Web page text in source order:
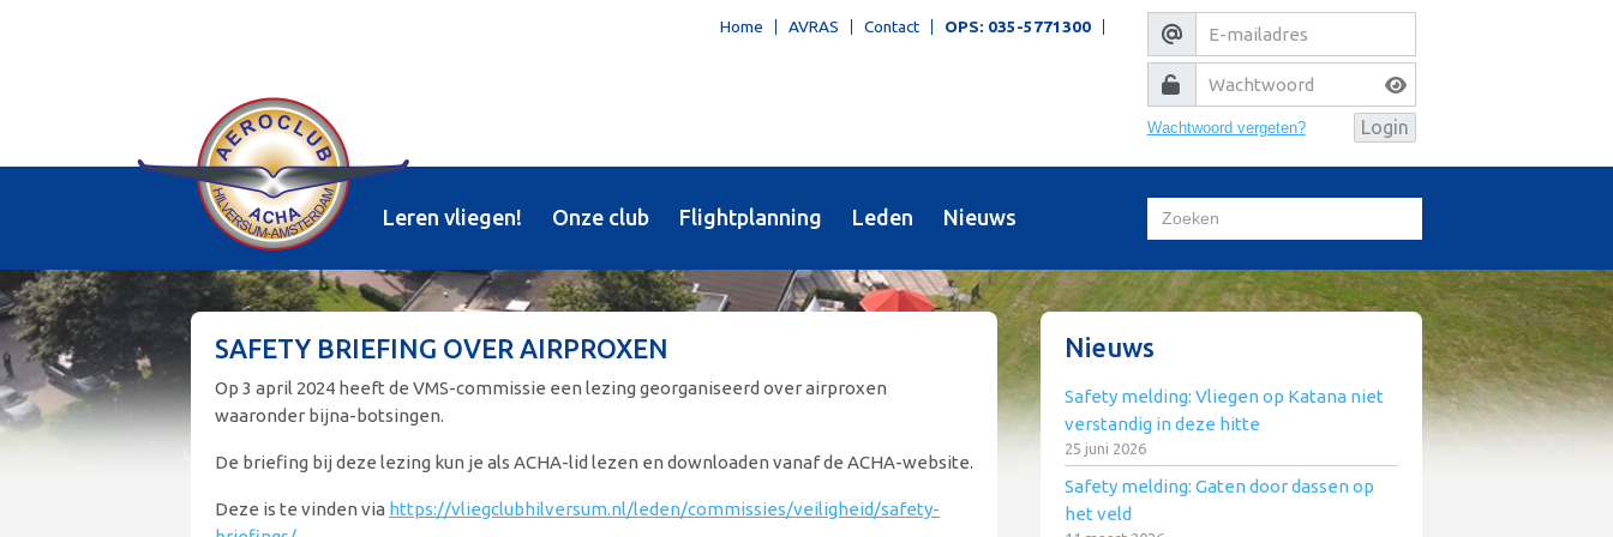
Home AVRAS Contact OPS: 035-5771300
Wachtwoord vergeten?
Leren vliegen! Onze club Flightplanning Leden Nieuws
SAFETY BRIEFING OVER AIRPROXEN
Op 3 april 2024 heeft de VMS-commissie een lezing georganiseerd over airproxen
waaronder bijna-botsingen.
De briefing bij deze lezing kun je als ACHA-lid lezen en downloaden vanaf de ACHA-website.
Deze is te vinden via https://vliegclubhilversum.nl/leden/commissies/veiligheid/safety-
Nieuws
Safety melding: Vliegen op Katana niet
verstandig in deze hitte
25 juni 2026
Safety melding: Gaten door dassen op
het veld